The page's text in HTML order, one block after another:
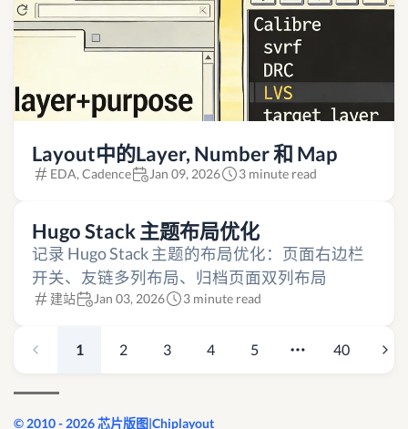
Layout中的Layer, Number 和 Map
EDA, Cadence Jan 09, 2026 3 minute read
Hugo Stack 主题布局优化
记录 Hugo Stack 主题的布局优化：页面右边栏
开关、友链多列布局、归档页面双列布局
建站 Jan 03, 2026 3 minute read
1 2 3 4 5 40
© 2010 - 2026 芯片版图|Chiplayout